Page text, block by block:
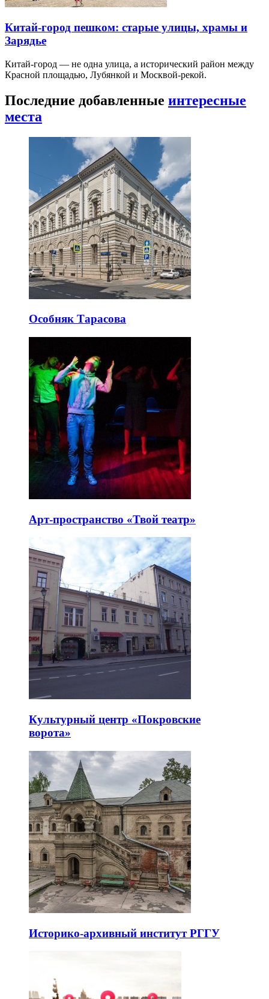
Китай-город пешком: старые улицы, храмы и
Зарядье
Китай-город — не одна улица, а исторический район между
Красной площадью, Лубянкой и Москвой-рекой.
Последние добавленные интересные
места
Особняк Тарасова
Арт-пространство «Твой театр»
Культурный центр «Покровские
ворота»
Историко-архивный институт РГГУ